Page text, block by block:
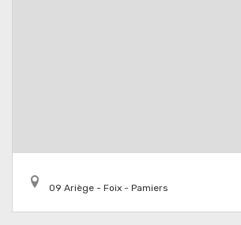
09 Ariège - Foix - Pamiers